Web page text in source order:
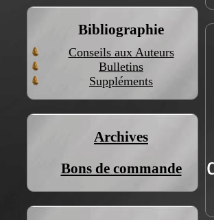
Bibliographie
Conseils aux Auteurs
Bulletins
Suppléments
Archives
Bons de commande